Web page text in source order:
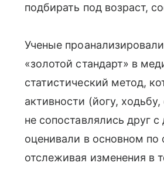
подбирать под возраст,
Ученые
«золотой стандарт» в
статистический метод,
активности (йогу,
не сопоставлялись друг
оценивали в основном по
отслеживая изменения в